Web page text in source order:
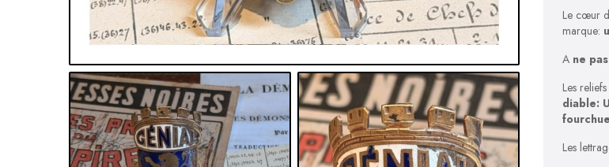
Le cœur
marque:
A ne
Les
diable:
fourchue
Les